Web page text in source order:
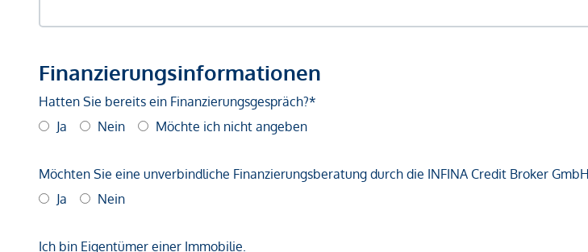
Finanzierungsinformationen
Hatten Sie bereits ein Finanzierungsgespräch?*
Ja
Nein Möchte ich nicht angeben
Möchten Sie eine unverbindliche Finanzierungsberatung durch die INFINA Credit Broker
Ja
Nein
Ich bin Eigentümer einer Immobilie.